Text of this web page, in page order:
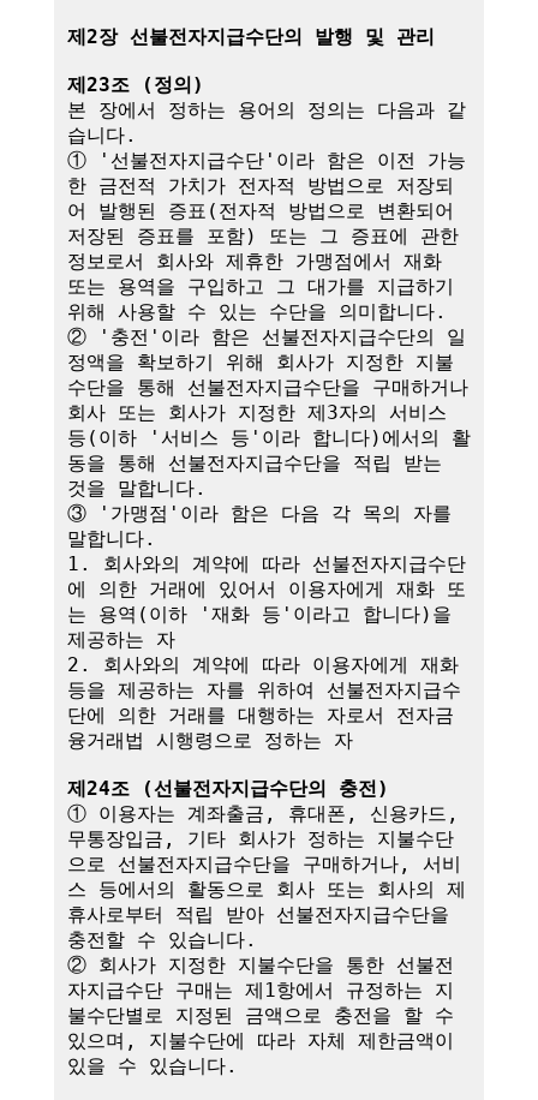
제2장 선불전자지급수단의 발행 및 관리
제23조 (정의)
본 장에서 정하는 용어의 정의는 다음과 같
습니다.
① '선불전자지급수단'이라 함은 이전 가능
한 금전적 가치가 전자적 방법으로 저장되
어 발행된 증표(전자적 방법으로 변환되어
저장된 증표를 포함) 또는 그 증표에 관한
정보로서 회사와 제휴한 가맹점에서 재화
또는 용역을 구입하고 그 대가를 지급하기
위해 사용할 수 있는 수단을 의미합니다.
② '충전'이라 함은 선불전자지급수단의 일
정액을 확보하기 위해 회사가 지정한 지불
수단을 통해 선불전자지급수단을 구매하거나
회사 또는 회사가 지정한 제3자의 서비스
등(이하 '서비스 등'이라 합니다)에서의 활
동을 통해 선불전자지급수단을 적립 받는
것을 말합니다.
③ '가맹점'이라 함은 다음 각 목의 자를
말합니다.
1. 회사와의 계약에 따라 선불전자지급수단
에 의한 거래에 있어서 이용자에게 재화 또
는 용역(이하 '재화 등'이라고 합니다)을
제공하는 자
2. 회사와의 계약에 따라 이용자에게 재화
등을 제공하는 자를 위하여 선불전자지급수
단에 의한 거래를 대행하는 자로서 전자금
융거래법 시행령으로 정하는 자
제24조 (선불전자지급수단의 충전)
① 이용자는 계좌출금, 휴대폰, 신용카드,
무통장입금, 기타 회사가 정하는 지불수단
으로 선불전자지급수단을 구매하거나, 서비
스 등에서의 활동으로 회사 또는 회사의 제
휴사로부터 적립 받아 선불전자지급수단을
충전할 수 있습니다.
② 회사가 지정한 지불수단을 통한 선불전
자지급수단 구매는 제1항에서 규정하는 지
불수단별로 지정된 금액으로 충전을 할 수
있으며, 지불수단에 따라 자체 제한금액이
있을 수 있습니다.